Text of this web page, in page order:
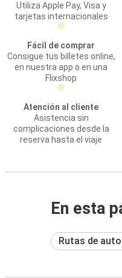
Utiliza Apple Pay, Visa y
tarjetas internacionales
Fácil de comprar
Consigue tus billetes online,
en nuestra app o en una
Flixshop
Atención al cliente
Asistencia sin
complicaciones desde la
reserva hasta el viaje
En esta
Rutas de